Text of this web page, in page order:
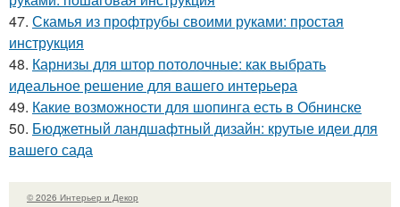
47. Скамья из профтрубы своими руками: простая
инструкция
48. Карнизы для штор потолочные: как выбрать
идеальное решение для вашего интерьера
49. Какие возможности для шопинга есть в Обнинске
50. Бюджетный ландшафтный дизайн: крутые идеи для
вашего сада
© 2026 Интерьер и Декор